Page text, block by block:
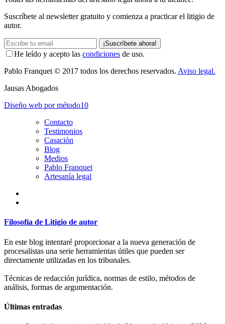
Suscríbete al newsletter gratuito y comienza a practicar el litigio de
autor.
¡Suscríbete ahora!
He leído y acepto las condiciones de uso.
Pablo Franquet © 2017 todos los derechos reservados. Aviso legal.
Jausas Abogados
Diseño web pormétodo10
Contacto
Testimonios
Casación
Blog
Medios
Pablo Franquet
Artesanía legal
Filosofía de Litigio de autor
En este blog intentaré proporcionar a la nueva generación de
procesalistas una serie herramientas útiles que pueden ser
directamente utilizadas en los tribunales.
Técnicas de redacción jurídica, normas de estilo, métodos de
análisis, formas de argumentación.
Últimas entradas